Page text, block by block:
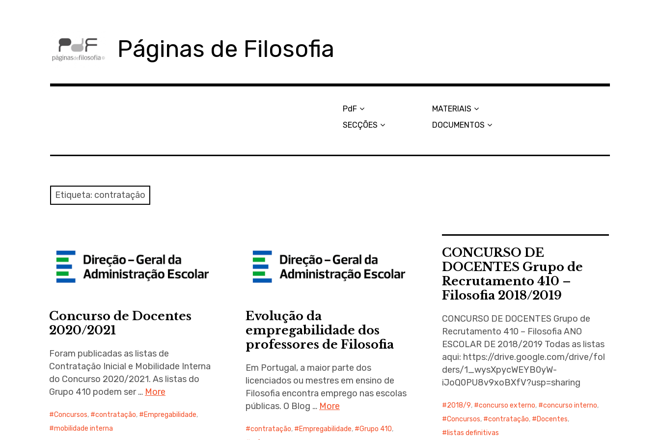
Páginas de Filosofia
PdF
SECÇÕES
MATERIAIS
DOCUMENTOS
Etiqueta: contratação
Concurso de Docentes
2020/2021
Foram publicadas as listas de
Contratação Inicial e Mobilidade Interna
do Concurso 2020/2021. As listas do
Grupo 410 podem ser … More
Concursos, contratação, Empregabilidade,
mobilidade interna
Evolução da
empregabilidade dos
professores de Filosofia
Em Portugal, a maior parte dos
licenciados ou mestres em ensino de
Filosofia encontra emprego nas escolas
públicas. O Blog … More
contratação, Empregabilidade, Grupo 410,
CONCURSO DE
DOCENTES Grupo de
Recrutamento 410 –
Filosofia 2018/2019
CONCURSO DE DOCENTES Grupo de
Recrutamento 410 – Filosofia ANO
ESCOLAR DE 2018/2019 Todas as listas
aqui: https://drive.google.com/drive/fol
ders/1_wysXpycWEYB0yW-
iJoQ0PU8v9xoBXfV?usp=sharing
2018/9, concurso externo, concurso interno,
Concursos, contratação, Docentes,
listas definitivas